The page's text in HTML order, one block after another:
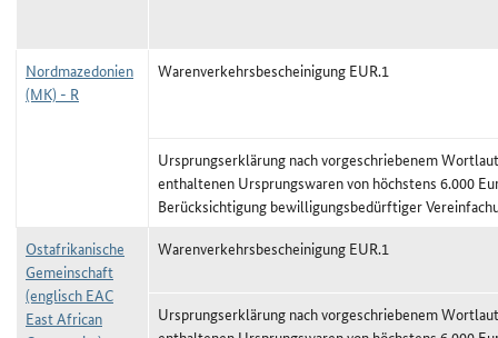
Nordmazedonien
(MK) - R
Warenverkehrsbescheinigung EUR.1
Ursprungserklärung nach vorgeschriebenem
enthaltenen Ursprungswaren von höchstens 6.000
Berücksichtigung bewilligungsbedürftiger
Ostafrikanische
Gemeinschaft
(englisch EAC
East African
Warenverkehrsbescheinigung EUR.1
Ursprungserklärung nach vorgeschriebenem